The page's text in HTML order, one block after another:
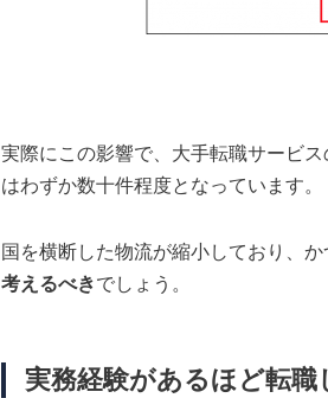
実際にこの影響で、大手転職サービ
はわずか数十件程度となっています。
国を横断した物流が縮小しており、
考えるべきでしょう。
実務経験があるほど転職